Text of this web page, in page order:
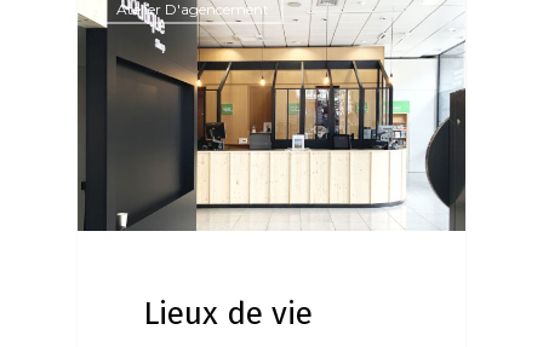
Atelier D'agencement
Lieux de vie